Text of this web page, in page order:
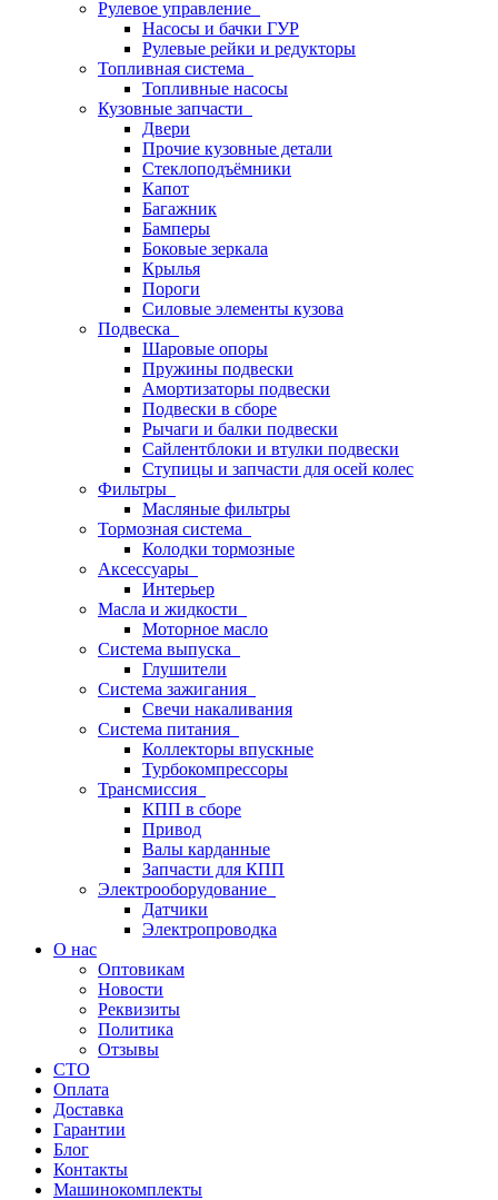
Рулевое управление
Насосы и бачки ГУР
Рулевые рейки и редукторы
Топливная система
Топливные насосы
Кузовные запчасти
Двери
Прочие кузовные детали
Стеклоподъёмники
Капот
Багажник
Бамперы
Боковые зеркала
Крылья
Пороги
Силовые элементы кузова
Подвеска
Шаровые опоры
Пружины подвески
Амортизаторы подвески
Подвески в сборе
Рычаги и балки подвески
Сайлентблоки и втулки подвески
Ступицы и запчасти для осей колес
Фильтры
Масляные фильтры
Тормозная система
Колодки тормозные
Аксессуары
Интерьер
Масла и жидкости
Моторное масло
Система выпуска
Глушители
Система зажигания
Свечи накаливания
Система питания
Коллекторы впускные
Турбокомпрессоры
Трансмиссия
КПП в сборе
Привод
Валы карданные
Запчасти для КПП
Электрооборудование
Датчики
Электропроводка
О нас
Оптовикам
Новости
Реквизиты
Политика
Отзывы
СТО
Оплата
Доставка
Гарантии
Блог
Контакты
Машинокомплекты